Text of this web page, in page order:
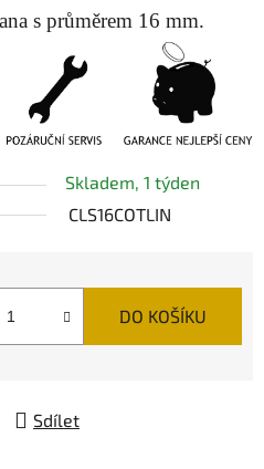
s průměrem 16 mm.
Skladem, 1 týden
CLS16COTLIN
DO KOŠÍKU
Sdílet